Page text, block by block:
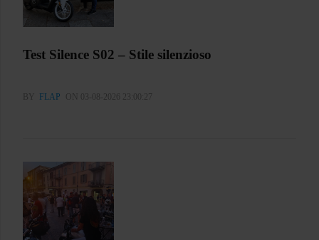
Test Silence S02 – Stile silenzioso
BY FLAP ON 03-08-2026 23:00:27